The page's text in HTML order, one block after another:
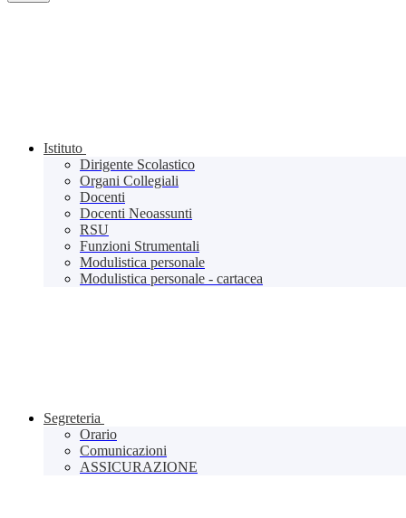
Istituto
Dirigente Scolastico
Organi Collegiali
Docenti
Docenti Neoassunti
RSU
Funzioni Strumentali
Modulistica personale
Modulistica personale - cartacea
Segreteria
Orario
Comunicazioni
ASSICURAZIONE